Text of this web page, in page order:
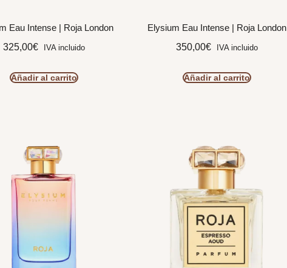
Eau Intense | Roja London
325,00€ IVA incluido
Añadir al carrito
Elysium Eau Intense | Roja London
350,00€ IVA incluido
Añadir al carrito